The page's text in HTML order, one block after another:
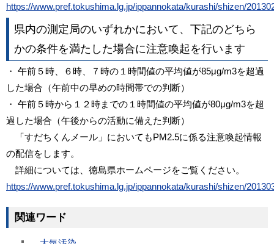
https://www.pref.tokushima.lg.jp/ippannokata/kurashi/shizen/
県内の測定局のいずれかにおいて、下記のどちら
かの条件を満たした場合に注意喚起を行います
・ 午前５時、６時、７時の１時間値の平均値が85μg/m3を超過
した場合（午前中の早めの時間帯での判断）
・ 午前５時から１２時までの１時間値の平均値が80μg/m3を超
過した場合（午後からの活動に備えた判断）
「すだちくんメール」においてもPM2.5に係る注意喚起情報
の配信をします。
詳細については、徳島県ホームページをご覧ください。
https://www.pref.tokushima.lg.jp/ippannokata/kurashi/shizen/
関連ワード